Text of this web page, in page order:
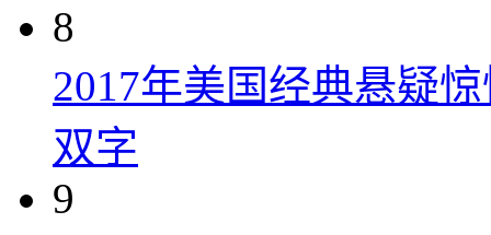
8
2017年美国经典悬疑
双字
9